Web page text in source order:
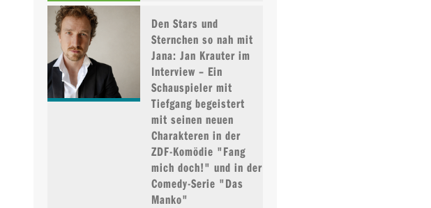
Den Stars und
Sternchen so nah mit
Jana: Jan Krauter im
Interview – Ein
Schauspieler mit
Tiefgang begeistert
mit seinen neuen
Charakteren in der
ZDF-Komödie "Fang
mich doch!" und in der
Comedy-Serie "Das
Manko"